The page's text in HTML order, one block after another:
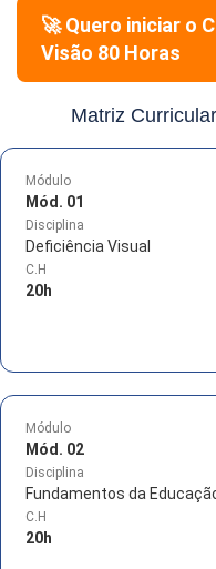
🚀 Quero iniciar o
Visão 80 Horas
Matriz
Módulo
Mód. 01
Disciplina
Deficiência Visual
C.H
20h
Módulo
Mód. 02
Disciplina
Fundamentos da
C.H
20h